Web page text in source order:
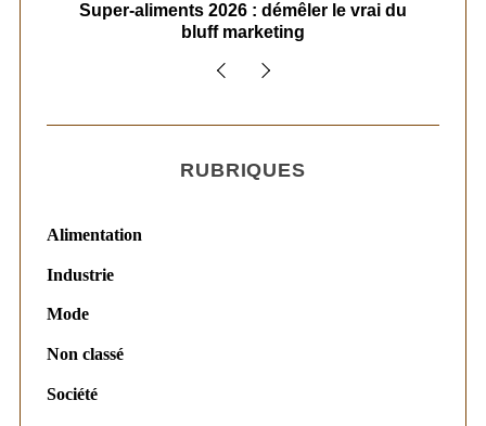
Super-aliments 2026 : démêler le vrai du
bluff marketing
RUBRIQUES
Alimentation
Industrie
Mode
Non classé
Société